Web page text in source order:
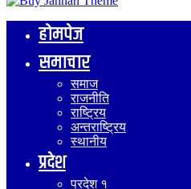
होमपेज
समाचार
समाज
राजनीति
राष्ट्रिय
अन्तराष्ट्रिय
स्थानीय
प्रदेश
प्रदेश १